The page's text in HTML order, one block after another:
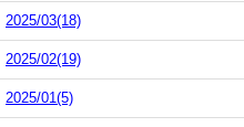
2025/03(18)
2025/02(19)
2025/01(5)